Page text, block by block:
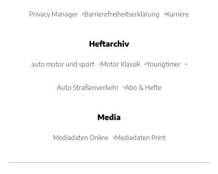
Privacy Manager Barrierefreiheitserklärung Karriere
Heftarchiv
auto motor und sport Motor Klassik Youngtimer
Auto Straßenverkehr Abo & Hefte
Media
Mediadaten Online Mediadaten Print